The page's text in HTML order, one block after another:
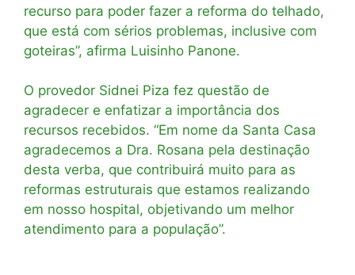
recurso para poder fazer a reforma do telhado,
que está com sérios problemas, inclusive com
goteiras”, afirma Luisinho Panone.
O provedor Sidnei Piza fez questão de
agradecer e enfatizar a importância dos
recursos recebidos. “Em nome da Santa Casa
agradecemos a Dra. Rosana pela destinação
desta verba, que contribuirá muito para as
reformas estruturais que estamos realizando
em nosso hospital, objetivando um melhor
atendimento para a população”.